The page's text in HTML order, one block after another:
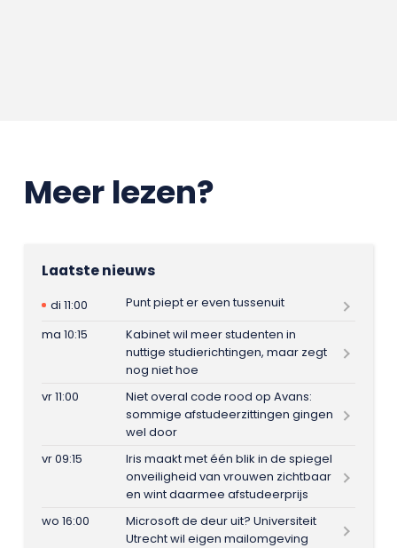
Meer lezen?
Laatste nieuws
di 11:00
Punt piept er even tussenuit
ma 10:15
Kabinet wil meer studenten in
nuttige studierichtingen, maar zegt
nog niet hoe
vr 11:00
Niet overal code rood op Avans:
sommige afstudeerzittingen gingen
wel door
vr 09:15
Iris maakt met één blik in de spiegel
onveiligheid van vrouwen zichtbaar
en wint daarmee afstudeerprijs
wo 16:00
Microsoft de deur uit? Universiteit
Utrecht wil eigen mailomgeving